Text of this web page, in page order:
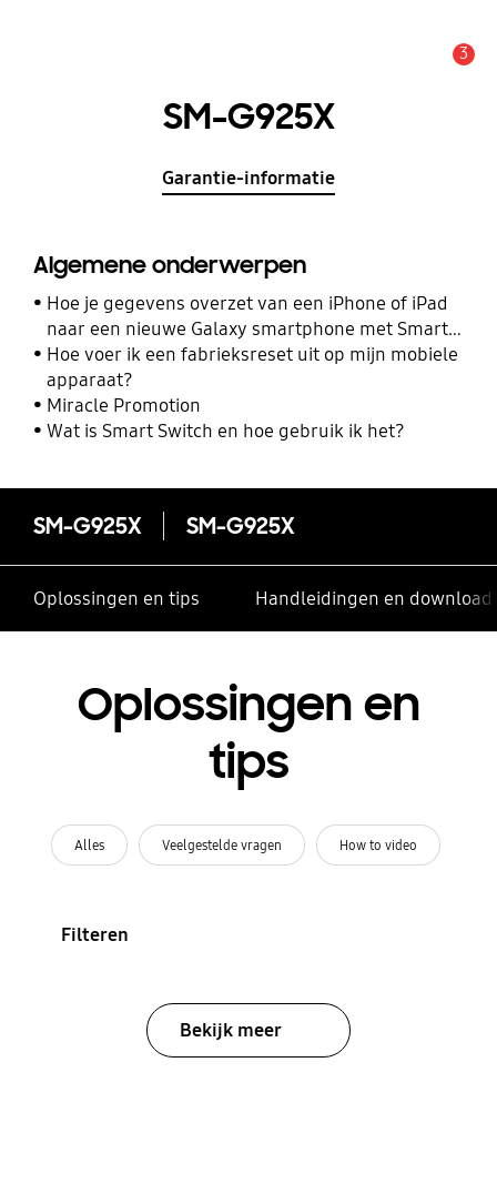
3
SM-G925X
Garantie-informatie
Algemene onderwerpen
Hoe je gegevens overzet van een iPhone of iPad
naar een nieuwe Galaxy smartphone met Smart
Switch
Hoe voer ik een fabrieksreset uit op mijn mobiele
apparaat?
Miracle Promotion
Wat is Smart Switch en hoe gebruik ik het?
SM-G925X SM-G925X
Oplossingen en tips Handleidingen en
Oplossingen en
tips
Alles Veelgestelde vragen How to video
Filteren
Bekijk meer